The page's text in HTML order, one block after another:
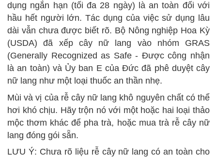
dụng ngắn hạn (tối đa 28 ngày) là an toàn đối với
hầu hết người lớn. Tác dụng của việc sử dụng lâu
dài vẫn chưa được biết rõ. Bộ Nông nghiệp Hoa Kỳ
(USDA) đã xếp cây nữ lang vào nhóm GRAS
(Generally Recognized as Safe - Được công nhận
là an toàn) và Ủy ban E của Đức đã phê duyệt cây
nữ lang như một loại thuốc an thần nhẹ.
Mùi và vị của rễ cây nữ lang khô nguyên chất có thể
hơi khó chịu. Hãy trộn nó với một hoặc hai loại thảo
mộc thơm khác để pha trà, hoặc mua trà rễ cây nữ
lang đóng gói sẵn.
LƯU Ý: Chưa rõ liệu rễ cây nữ lang có an toàn cho